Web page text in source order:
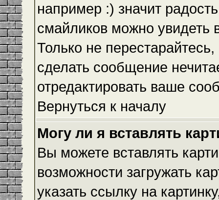
например :) значит
смайликов можно
Только не
сделать сообщение
отредактировать ваше
Вернуться к началу
Могу ли я вставлять
Вы можете вставлять
возможности загружать
указать ссылку на